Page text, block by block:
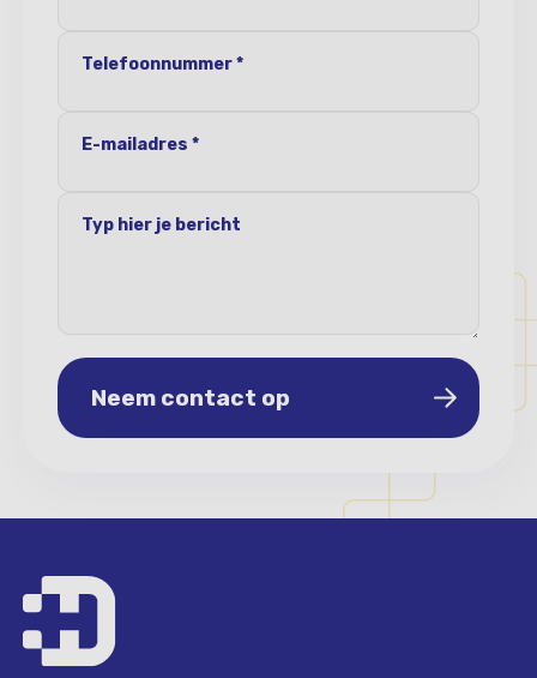
Telefoonnummer *
E-mailadres *
Typ hier je bericht
Neem contact op